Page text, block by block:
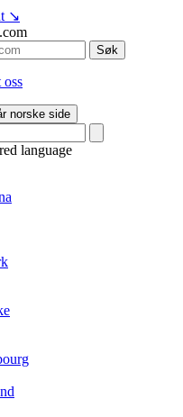
↘
Søk
norske side
language